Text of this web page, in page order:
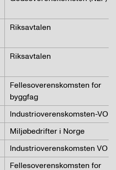
Riksavtalen
Riksavtalen
Fellesoverenskomsten for
byggfag
Industrioverenskomsten-VO
Miljøbedrifter i Norge
Industrioverenskomsten VO
Fellesoverenskomsten for